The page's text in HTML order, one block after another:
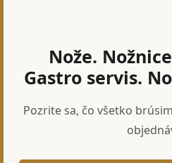
Nože.
Gastro servis.
Pozrite sa, čo všetko